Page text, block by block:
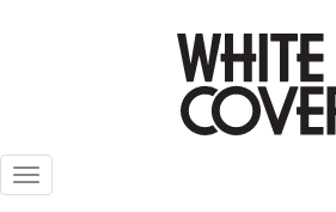
Toggle
navigation